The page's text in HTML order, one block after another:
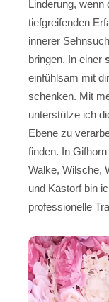
Linderung, wenn
tiefgreifenden
innerer
bringen. In einer
einfühlsam mit
schenken. Mit
unterstütze ich
Ebene zu
finden. In
Walke, Wilsche,
und Kästorf bin
professionelle